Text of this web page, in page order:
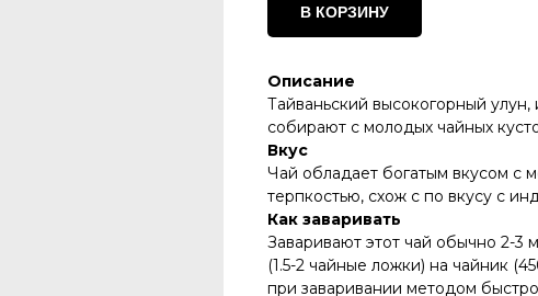
В КОРЗИНУ
Описание
Тайваньский высокогорный
собирают с молодых чайных
Вкус
Чай обладает богатым вкусом с
терпкостью, схож с по вкусу с
Как заваривать
Заваривают этот чай обычно 2-3
(1.5-2 чайные ложки) на чайник
при заваривании методом